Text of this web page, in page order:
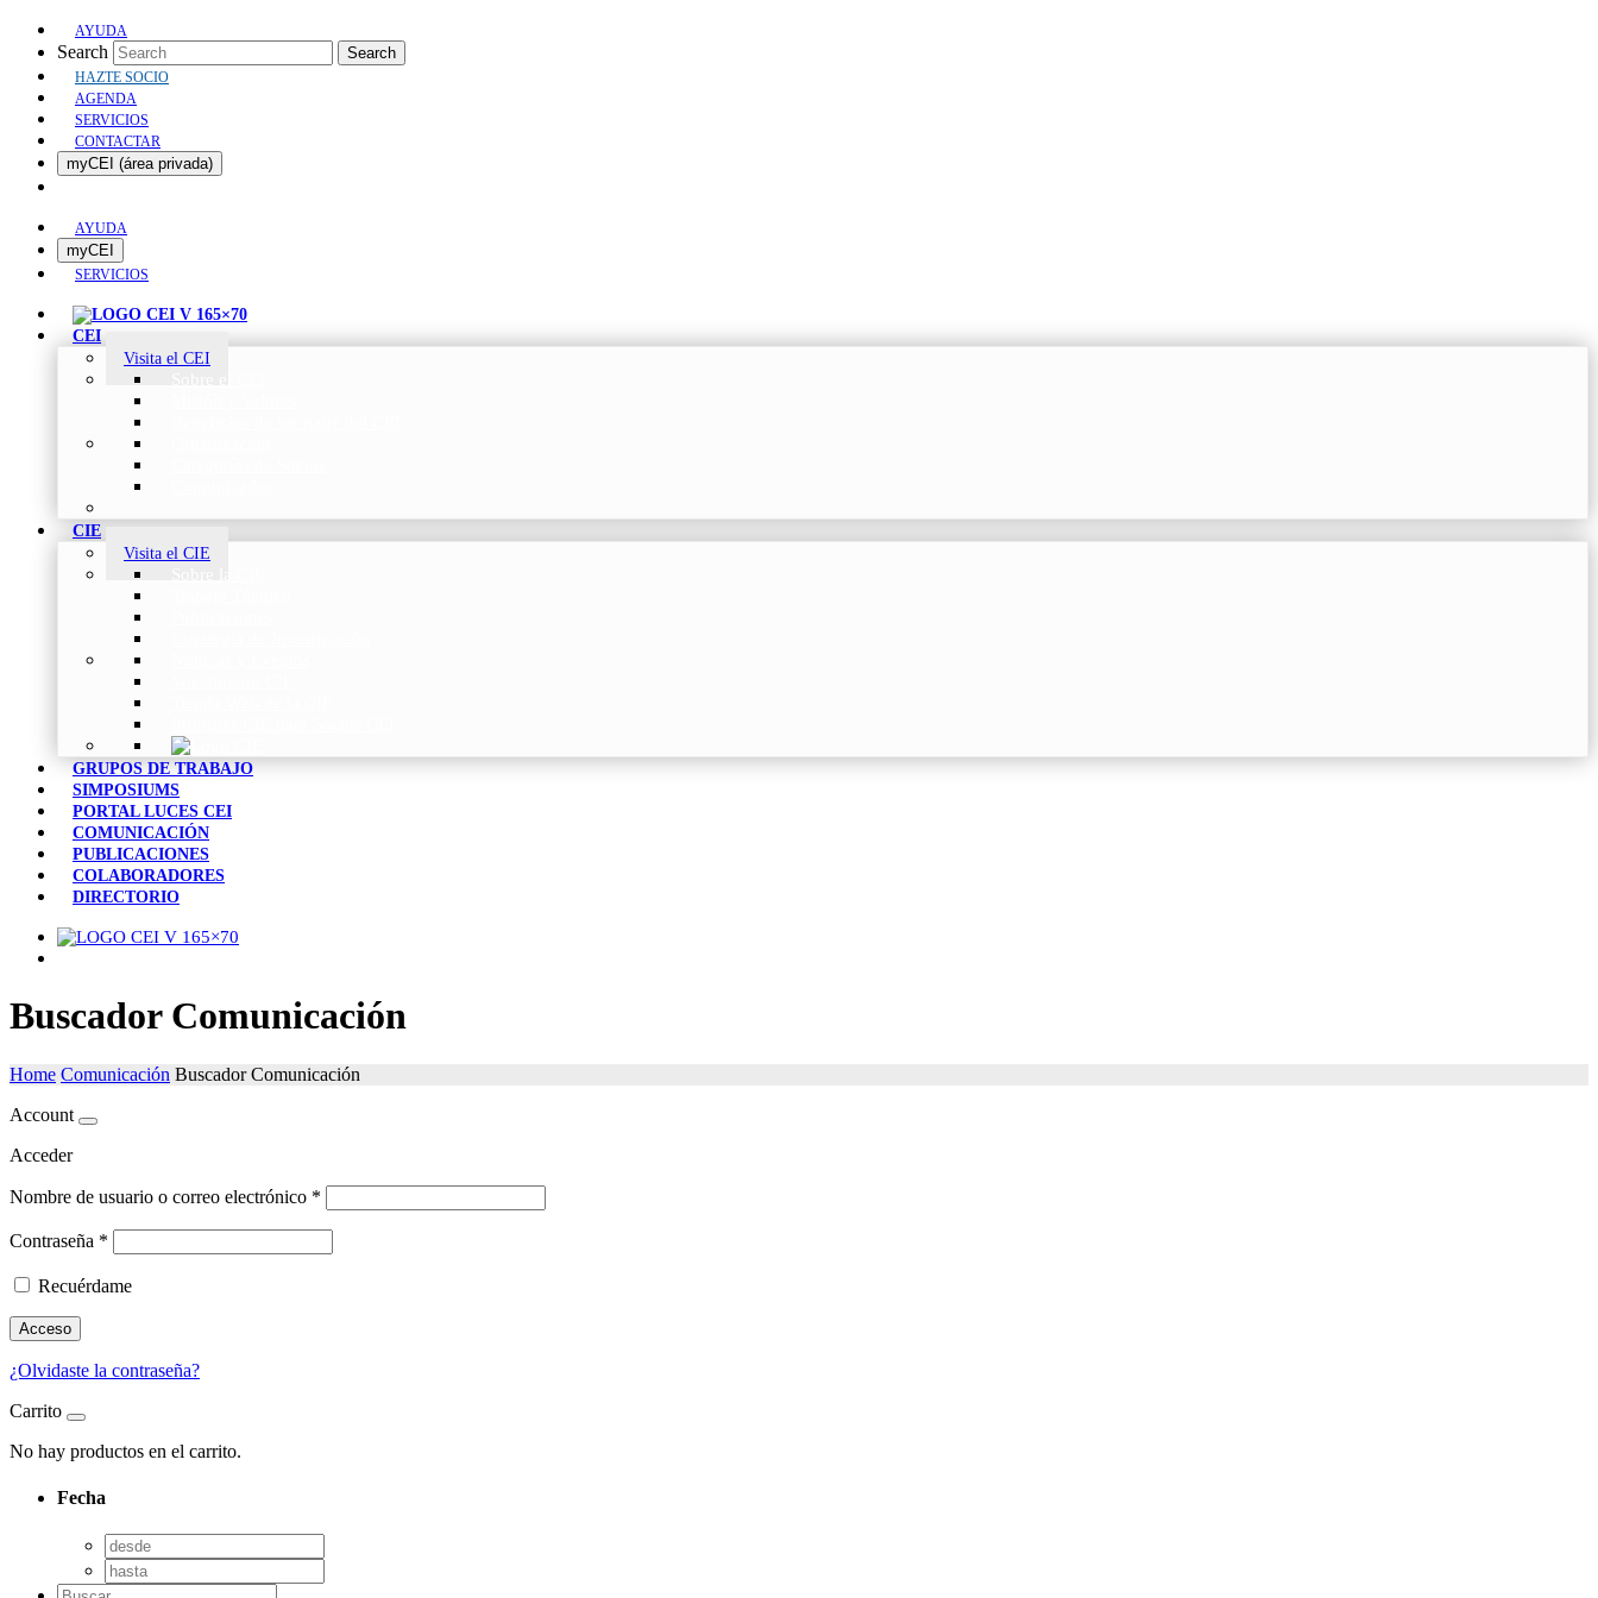
AYUDA
Search Search
HAZTE SOCIO
AGENDA
SERVICIOS
CONTACTAR
myCEI (área privada)
AYUDA
myCEI
SERVICIOS
CEI
Visita el CEI
CIE
Visita el CIE
GRUPOS DE TRABAJO
SIMPOSIUMS
PORTAL LUCES CEI
COMUNICACIÓN
PUBLICACIONES
COLABORADORES
DIRECTORIO
Buscador Comunicación
Home Comunicación Buscador Comunicación
Account
Acceder
Nombre de usuario o correo electrónico *
Contraseña *
Recuérdame
Acceso
¿Olvidaste la contraseña?
Carrito
No hay productos en el carrito.
Fecha